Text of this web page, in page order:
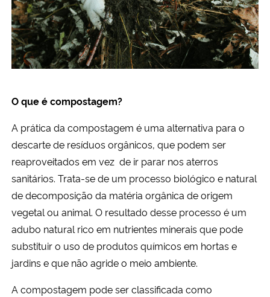
O que é compostagem?
A prática da compostagem é uma alternativa para o
descarte de resíduos orgânicos, que podem ser
reaproveitados em vez de ir parar nos aterros
sanitários. Trata-se de um processo biológico e natural
de decomposição da matéria orgânica de origem
vegetal ou animal. O resultado desse processo é um
adubo natural rico em nutrientes minerais que pode
substituir o uso de produtos químicos em hortas e
jardins e que não agride o meio ambiente.
A compostagem pode ser classificada como